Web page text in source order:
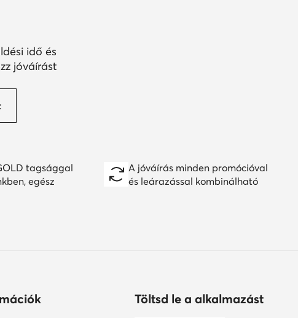
idő és
jóváírást
tagsággal
egész
A jóváírás minden promócióval
és leárazással kombinálható
Töltsd le a alkalmazást